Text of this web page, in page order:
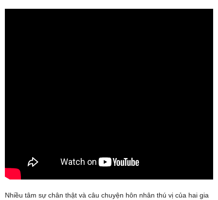
Nhiều tâm sự chân thật và câu chuyện hôn nhân thú vị của hai gia